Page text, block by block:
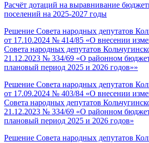
Расчёт дотаций на выравнивание
поселений на 2025-2027 годы
Решение Совета народных депутатов
от 17.10.2024 № 414/85 «О внесении
Совета народных депутатов
21.12.2023 № 334/69 «О районном
плановый период 2025 и 2026 годов»»
Решение Совета народных депутатов
от 17.09.2024 № 403/84 «О внесении
Совета народных депутатов
21.12.2023 № 334/69 «О районном
плановый период 2025 и 2026 годов»
Решение Совета народных депутатов